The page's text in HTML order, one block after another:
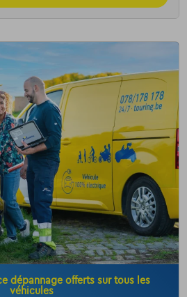
dépannage offerts sur tous les
véhicules